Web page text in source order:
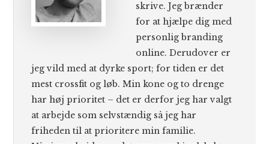
skrive. Jeg brænder
for at hjælpe dig med
personlig branding
online. Derudover er
jeg vild med at dyrke sport; for tiden er det
mest crossfit og løb. Min kone og to drenge
har høj prioritet – det er derfor jeg har valgt
at arbejde som selvstændig så jeg har
friheden til at prioritere min familie.